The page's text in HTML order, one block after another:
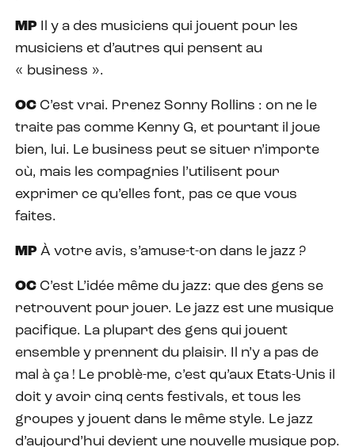
MP
Il y a des musiciens qui jouent pour les
musiciens et d’autres qui pensent au
« business ».
OC C’est vrai. Prenez Sonny Rollins : on ne le
traite pas comme Kenny G, et pourtant il joue
bien, lui. Le business peut se situer n’importe
où, mais les compagnies l’utilisent pour
exprimer ce qu’elles font, pas ce que vous
faites.
MP À votre avis, s’amuse-t-on dans le jazz ?
OC C’est L’idée même du jazz: que des gens se
retrouvent pour jouer. Le jazz est une musique
pacifique. La plupart des gens qui jouent
ensemble y prennent du plaisir. Il n’y a pas de
mal à ça ! Le problè-me, c’est qu’aux Etats-Unis il
doit y avoir cinq cents festivals, et tous les
groupes y jouent dans le même style. Le jazz
d’aujourd’hui devient une nouvelle musique pop.